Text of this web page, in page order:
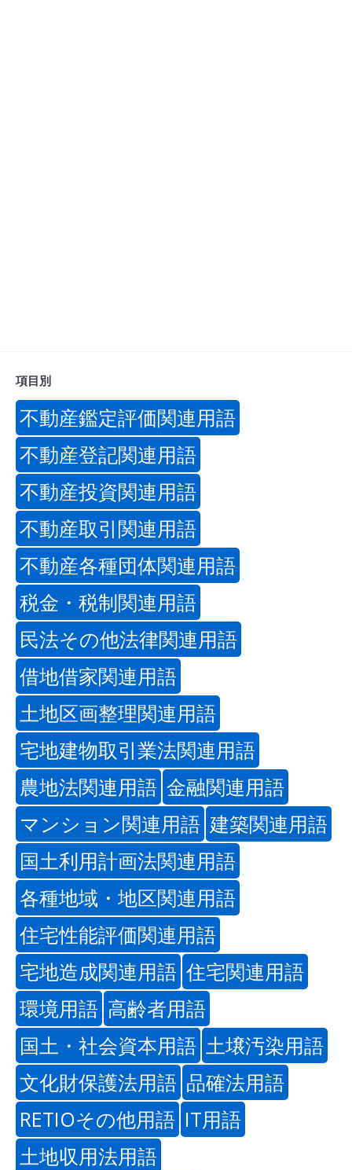
項目別
不動産鑑定評価関連用語
不動産登記関連用語
不動産投資関連用語
不動産取引関連用語
不動産各種団体関連用語
税金・税制関連用語
民法その他法律関連用語
借地借家関連用語
土地区画整理関連用語
宅地建物取引業法関連用語
農地法関連用語 金融関連用語
マンション関連用語 建築関連用語
国土利用計画法関連用語
各種地域・地区関連用語
住宅性能評価関連用語
宅地造成関連用語 住宅関連用語
環境用語 高齢者用語
国土・社会資本用語 土壌汚染用語
文化財保護法用語 品確法用語
RETIOその他用語 IT用語
土地収用法用語